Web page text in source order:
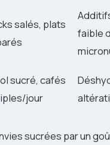
salés, plats
faible
sucré, cafés
jour
sucrées par un